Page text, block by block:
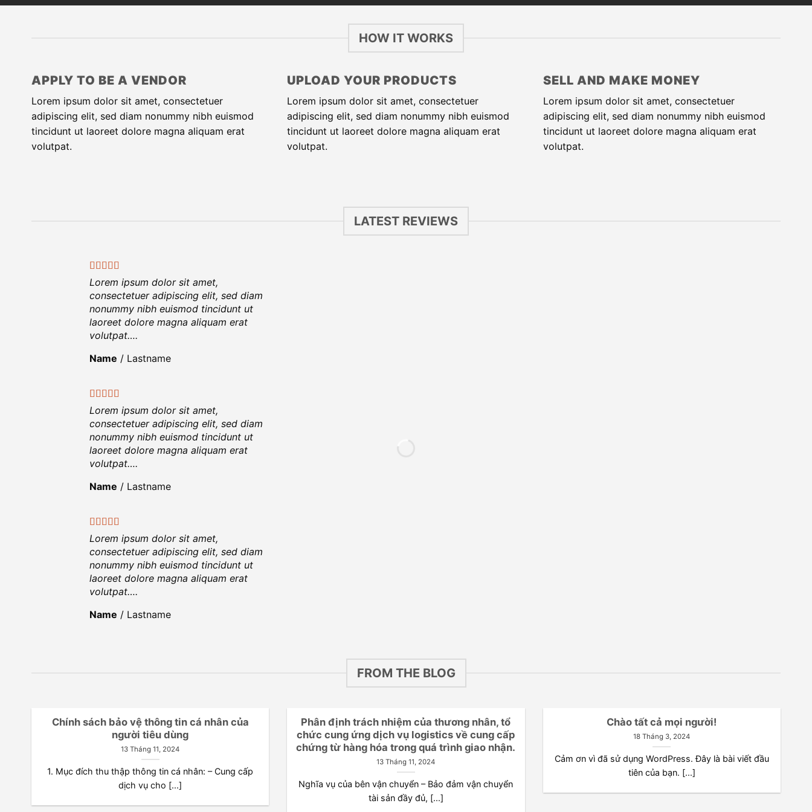
HOW IT WORKS
APPLY TO BE A VENDOR
Lorem ipsum dolor sit amet, consectetuer
adipiscing elit, sed diam nonummy nibh euismod
tincidunt ut laoreet dolore magna aliquam erat
volutpat.
UPLOAD YOUR PRODUCTS
Lorem ipsum dolor sit amet, consectetuer
adipiscing elit, sed diam nonummy nibh euismod
tincidunt ut laoreet dolore magna aliquam erat
volutpat.
SELL AND MAKE MONEY
Lorem ipsum dolor sit amet, consectetuer
adipiscing elit, sed diam nonummy nibh euismod
tincidunt ut laoreet dolore magna aliquam erat
volutpat.
LATEST REVIEWS
Lorem ipsum dolor sit amet,
consectetuer adipiscing elit, sed diam
nonummy nibh euismod tincidunt ut
laoreet dolore magna aliquam erat
volutpat….
Name / Lastname
Lorem ipsum dolor sit amet,
consectetuer adipiscing elit, sed diam
nonummy nibh euismod tincidunt ut
laoreet dolore magna aliquam erat
volutpat….
Name / Lastname
Lorem ipsum dolor sit amet,
consectetuer adipiscing elit, sed diam
nonummy nibh euismod tincidunt ut
laoreet dolore magna aliquam erat
volutpat….
Name / Lastname
FROM THE BLOG
Chính sách bảo vệ thông tin cá nhân của
người tiêu dùng
13 Tháng 11, 2024
1. Mục đích thu thập thông tin cá nhân: – Cung cấp
dịch vụ cho [...]
Phân định trách nhiệm của thương nhân, tổ
chức cung ứng dịch vụ logistics về cung cấp
chứng từ hàng hóa trong quá trình giao nhận.
13 Tháng 11, 2024
Nghĩa vụ của bên vận chuyển – Bảo đảm vận chuyển
tài sản đầy đủ, [...]
Chào tất cả mọi người!
18 Tháng 3, 2024
Cảm ơn vì đã sử dụng WordPress. Đây là bài viết đầu
tiên của bạn. [...]